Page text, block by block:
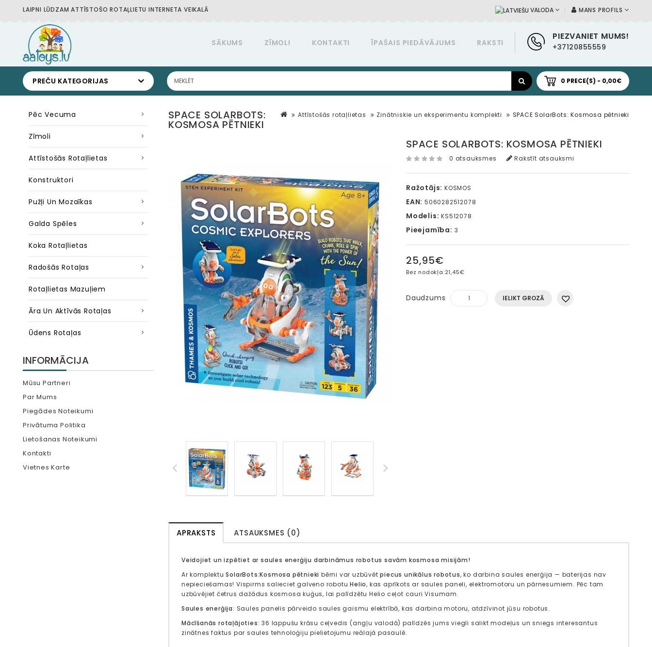
LAIPNI LŪDZAM ATTĪSTOŠO ROTAĻLIETU INTERNETA VEIKALĀ MANS PROFILS
VALODA
PIEZVANIET MUMS!
+37120855559
SĀKUMS ZĪMOLI KONTAKTI ĪPAŠAIS PIEDĀVĀJUMS RAKSTI
PREČU KATEGORIJAS 0 PRECE(S) - 0,00€
Pēc Vecuma
Zīmoli
Attīstošās Rotaļlietas
Konstruktori
Pužļi Un Mozaīkas
Galda Spēles
Koka Rotaļlietas
Radošās Rotaļas
Rotaļlietas Mazuļiem
Āra Un Aktīvās Rotaļas
Ūdens Rotaļas
INFORMĀCIJA
Mūsu Partneri
Par Mums
Piegādes Noteikumi
Privātuma Politika
Lietošanas Noteikumi
Kontakti
Vietnes Karte
Attīstošās rotaļlietas Zinātniskie un eksperimentu komplekti SPACE SolarBots: Kosmosa pētnieki
SPACE SOLARBOTS:
KOSMOSA PĒTNIEKI
SPACE SOLARBOTS: KOSMOSA PĒTNIEKI
0 atsauksmes Rakstīt atsauksmi
Ražotājs: KOSMOS
EAN: 5060282512078
Modelis: KS512078
Pieejamība: 3
25,95€
Bez nodokļa:21,45€
Daudzums IELIKT GROZĀ
APRAKSTS ATSAUKSMES (0)
Veidojiet un izpētiet ar saules enerģiju darbināmus robotus savām kosmosa misijām!
Ar komplektuSolarBots:Kosmosa pētnieki bērni var uzbūvētpiecus unikālus robotus, ko darbina saules enerģija — baterijas nav
nepieciešamas! Vispirms salieciet galveno robotuHelio, kas aprīkots ar saules paneli, elektromotoru un pārnesumiem. Pēc tam
uzbūvējiet četrus dažādus kosmosa kuģus, lai palīdzētu Helio ceļot cauri Visumam.
Saules enerģija: Saules panelis pārveido saules gaismu elektrībā, kas darbina motoru, atdzīvinot jūsu robotus.
Mācīšanās rotaļājoties: 36 lappušu krāsu ceļvedis (angļu valodā) palīdzēs jums viegli salikt modeļus un sniegs interesantus
zinātnes faktus par saules tehnoloģiju pielietojumu reālajā pasaulē.